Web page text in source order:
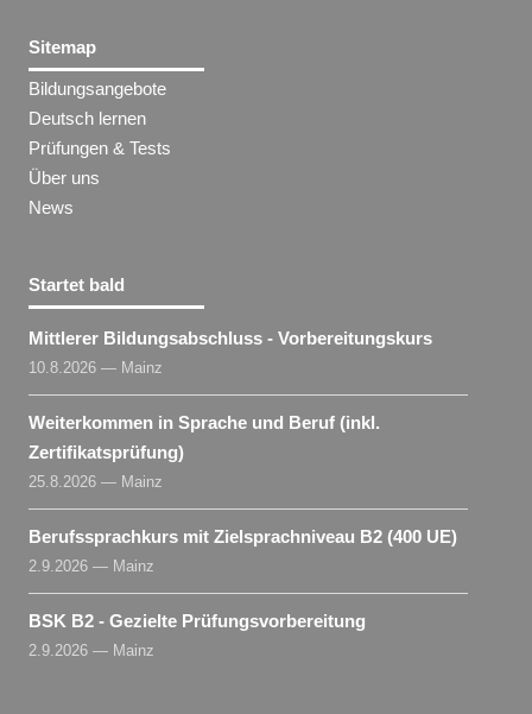
Sitemap
Bildungsangebote
Deutsch lernen
Prüfungen & Tests
Über uns
News
Startet bald
Mittlerer Bildungsabschluss - Vorbereitungskurs
10.8.2026 — Mainz
Weiterkommen in Sprache und Beruf (inkl.
Zertifikatsprüfung)
25.8.2026 — Mainz
Berufssprachkurs mit Zielsprachniveau B2 (400 UE)
2.9.2026 — Mainz
BSK B2 - Gezielte Prüfungsvorbereitung
2.9.2026 — Mainz